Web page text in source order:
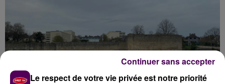
Le respect de votre vie privée est notre priorité
Continuer sans accepter